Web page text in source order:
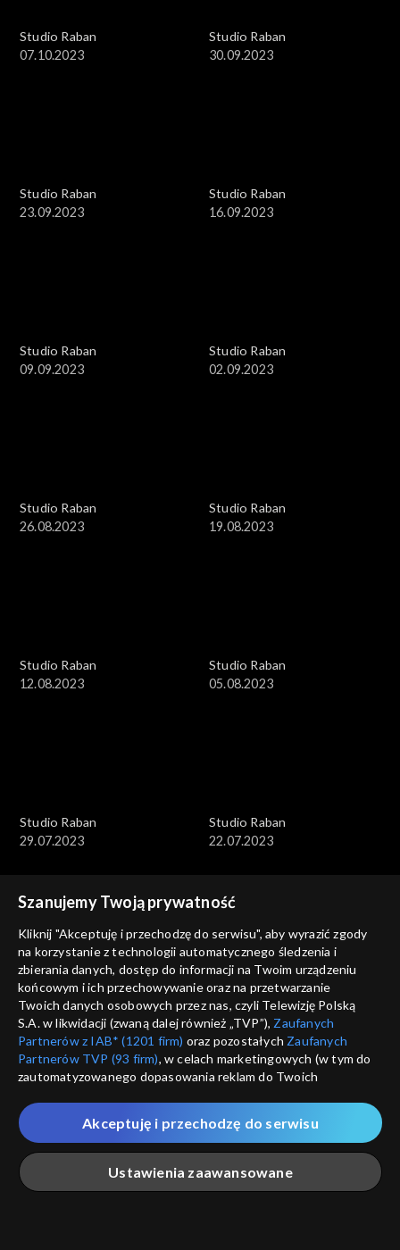
Studio Raban
07.10.2023
Studio Raban
30.09.2023
Studio Raban
23.09.2023
Studio Raban
16.09.2023
Studio Raban
09.09.2023
Studio Raban
02.09.2023
Studio Raban
26.08.2023
Studio Raban
19.08.2023
Studio Raban
12.08.2023
Studio Raban
05.08.2023
Studio Raban
29.07.2023
Studio Raban
22.07.2023
Studio Raban
15.07.2023
Studio Raban
08.07.2023
Studio Raban
01.07.2023
Studio Raban
24.06.2023
Szanujemy Twoją prywatność
Kliknij "Akceptuję i przechodzę do serwisu", aby wyrazić zgody
na korzystanie z technologii automatycznego śledzenia i
zbierania danych, dostęp do informacji na Twoim urządzeniu
końcowym i ich przechowywanie oraz na przetwarzanie
Twoich danych osobowych przez nas, czyli Telewizję Polską
S.A. w likwidacji (zwaną dalej również „TVP”), Zaufanych
Partnerów z IAB* (1201 firm) oraz pozostałych Zaufanych
Partnerów TVP (93 firm), w celach marketingowych (w tym do
zautomatyzowanego dopasowania reklam do Twoich
które wskazujemy poniżej, a także zgody na udostępnianie
przez nas identyfikatora PPID do Google.
Twoje dane osobowe zbierane podczas odwiedzania przez
Ciebie naszych
poszczególnych serwisówzwanych dalej
„Portalem”, w tym informacje zapisywane za pomocą
Ustawienia zaawansowane
Akceptuję i przechodzę do serwisu